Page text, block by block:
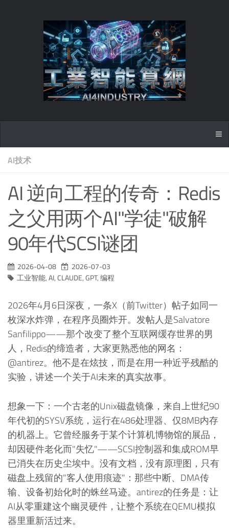
AI技术
AI 逆向工程的传奇：Redis
之父用两个AI"学徒"破解
90年代SCSI谜团
2026-04-08
2026-07-03
工业智能,AI,CLAUDE,GPT,编程
2026年4月6日深夜，一条X（前Twitter）帖子如同一
枚深水炸弹，在程序员圈炸开。发帖人是Salvatore
Sanfilippo——那个改变了整个互联网缓存世界的男
人，Redis的缔造者，大家更熟悉他的网名：
@antirez。他不是在炫技，而是在用一种近乎残酷的
实验，讲述一个关于AI未来的真实故事。
想象一下：一个古老的Unix磁盘镜像，来自上世纪90
年代初的SYSV系统，运行在486处理器、仅8MB内存
的机器上。它曾经服务于某个计算机博物馆的展品，
却因硬件老化而"失忆"——SCSI控制器和集成ROM早
已消失在历史尘埃中。没有文档，没有原理图，只有
磁盘上残留的"客人使用痕迹"：那些中断、DMA传
输、设备初始化时的蛛丝马迹。antirez的任务是：让
AI从零重建这个幽灵硬件，让整个系统在QEMU模拟
器里重新活过来。